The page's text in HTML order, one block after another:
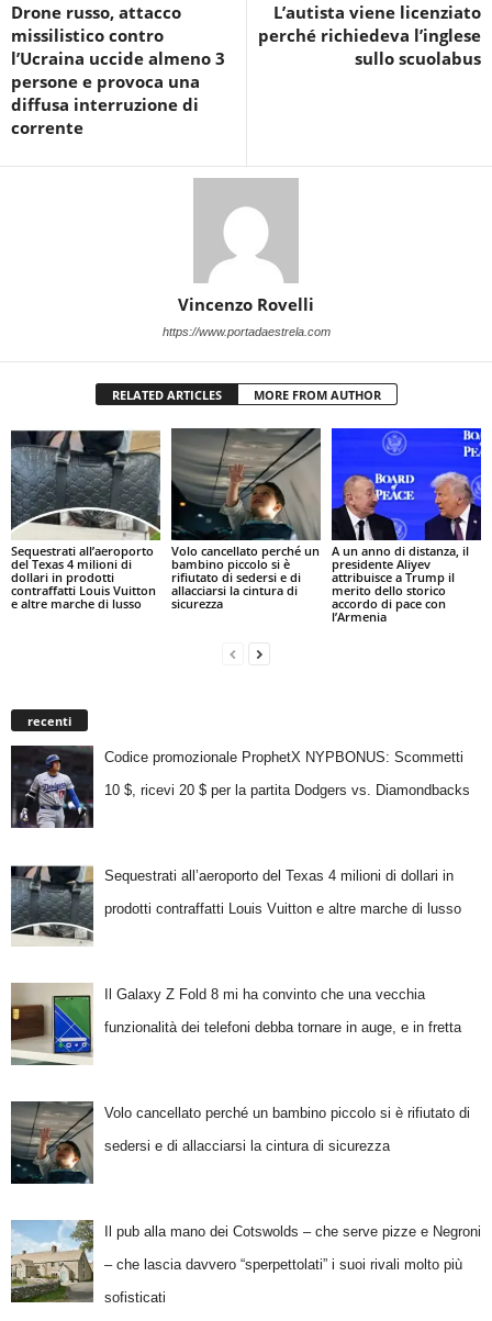
Drone russo, attacco
missilistico contro
l’Ucraina uccide almeno 3
persone e provoca una
diffusa interruzione di
corrente
L’autista viene licenziato
perché richiedeva l’inglese
sullo scuolabus
Vincenzo Rovelli
https://www.portadaestrela.com
RELATED ARTICLES MORE FROM AUTHOR
Sequestrati all’aeroporto
del Texas 4 milioni di
dollari in prodotti
contraffatti Louis Vuitton
e altre marche di lusso
Volo cancellato perché un
bambino piccolo si è
rifiutato di sedersi e di
allacciarsi la cintura di
sicurezza
A un anno di distanza, il
presidente Aliyev
attribuisce a Trump il
merito dello storico
accordo di pace con
l’Armenia
recenti
Codice promozionale ProphetX NYPBONUS: Scommetti
10 $, ricevi 20 $ per la partita Dodgers vs. Diamondbacks
Sequestrati all’aeroporto del Texas 4 milioni di dollari in
prodotti contraffatti Louis Vuitton e altre marche di lusso
Il Galaxy Z Fold 8 mi ha convinto che una vecchia
funzionalità dei telefoni debba tornare in auge, e in fretta
Volo cancellato perché un bambino piccolo si è rifiutato di
sedersi e di allacciarsi la cintura di sicurezza
Il pub alla mano dei Cotswolds – che serve pizze e Negroni
– che lascia davvero “sperpettolati” i suoi rivali molto più
sofisticati